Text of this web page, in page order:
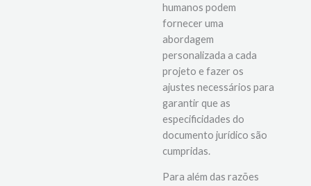
humanos podem
fornecer uma
abordagem
personalizada a cada
projeto e fazer os
ajustes necessários para
garantir que as
especificidades do
documento jurídico são
cumpridas.
Para além das razões